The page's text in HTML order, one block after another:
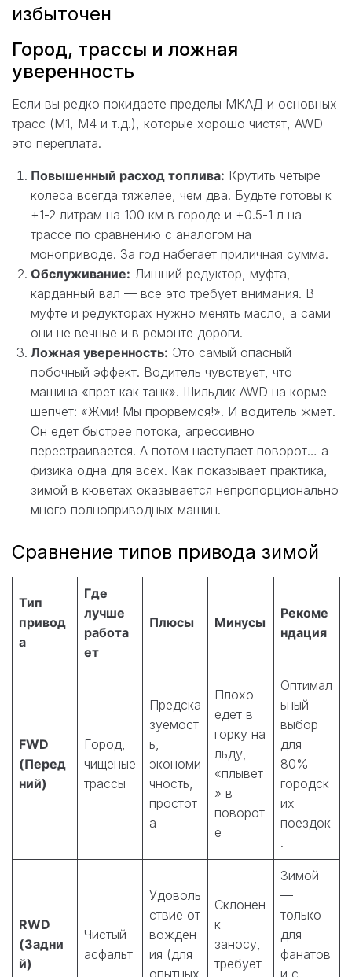
избыточен
Город, трассы и ложная
уверенность
Если вы редко покидаете пределы МКАД и основных
трасс (М1, М4 и т.д.), которые хорошо чистят, AWD —
это переплата.
Повышенный расход топлива: Крутить четыре
колеса всегда тяжелее, чем два. Будьте готовы к
+1-2 литрам на 100 км в городе и +0.5-1 л на
трассе по сравнению с аналогом на
моноприводе. За год набегает приличная сумма.
Обслуживание: Лишний редуктор, муфта,
карданный вал — все это требует внимания. В
муфте и редукторах нужно менять масло, а сами
они не вечные и в ремонте дороги.
Ложная уверенность: Это самый опасный
побочный эффект. Водитель чувствует, что
машина «прет как танк». Шильдик AWD на корме
шепчет: «Жми! Мы прорвемся!». И водитель жмет.
Он едет быстрее потока, агрессивно
перестраивается. А потом наступает поворот… а
физика одна для всех. Как показывает практика,
зимой в кюветах оказывается непропорционально
много полноприводных машин.
Сравнение типов привода зимой
Тип
привод
а
Где
лучше
работа
ет
Плюсы Минусы
Рекоме
ндация
FWD
(Перед
ний)
Город,
чищеные
трассы
Предска
зуемост
ь,
экономи
чность,
простот
а
Плохо
едет в
горку на
льду,
«плывет
» в
поворот
е
Оптимал
ьный
выбор
для
80%
городск
их
поездок
.
RWD
(Задни
й)
Чистый
асфальт
Удоволь
ствие от
вожден
ия (для
опытных
Склонен
к
заносу,
требует
Зимой
—
только
для
фанатов
и с